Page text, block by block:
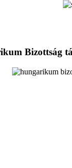
Bizottság